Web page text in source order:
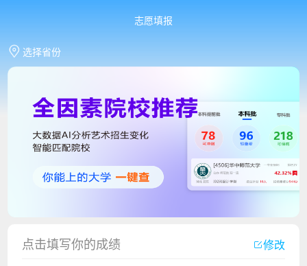
志愿填报
选择省份
点击填写你的成绩 修改